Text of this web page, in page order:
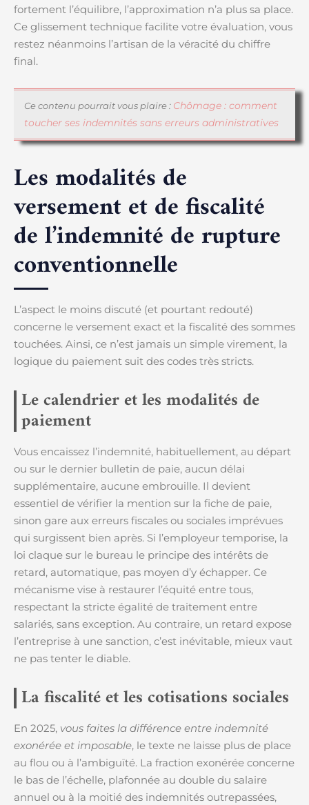
fortement l’équilibre, l’approximation n’a plus sa place.
Ce glissement technique facilite votre évaluation, vous
restez néanmoins l’artisan de la véracité du chiffre
final.
Ce contenu pourrait vous plaire : Chômage : comment
toucher ses indemnités sans erreurs administratives
Les modalités de
versement et de fiscalité
de l’indemnité de rupture
conventionnelle
L’aspect le moins discuté (et pourtant redouté)
concerne le versement exact et la fiscalité des sommes
touchées. Ainsi, ce n’est jamais un simple virement, la
logique du paiement suit des codes très stricts.
Le calendrier et les modalités de
paiement
Vous encaissez l’indemnité, habituellement, au départ
ou sur le dernier bulletin de paie, aucun délai
supplémentaire, aucune embrouille. Il devient
essentiel de vérifier la mention sur la fiche de paie,
sinon gare aux erreurs fiscales ou sociales imprévues
qui surgissent bien après. Si l’employeur temporise, la
loi claque sur le bureau le principe des intérêts de
retard, automatique, pas moyen d’y échapper. Ce
mécanisme vise à restaurer l’équité entre tous,
respectant la stricte égalité de traitement entre
salariés, sans exception. Au contraire, un retard expose
l’entreprise à une sanction, c’est inévitable, mieux vaut
ne pas tenter le diable.
La fiscalité et les cotisations sociales
En 2025, vous faites la différence entre indemnité
exonérée et imposable, le texte ne laisse plus de place
au flou ou à l’ambiguïté. La fraction exonérée concerne
le bas de l’échelle, plafonnée au double du salaire
annuel ou à la moitié des indemnités outrepassées,